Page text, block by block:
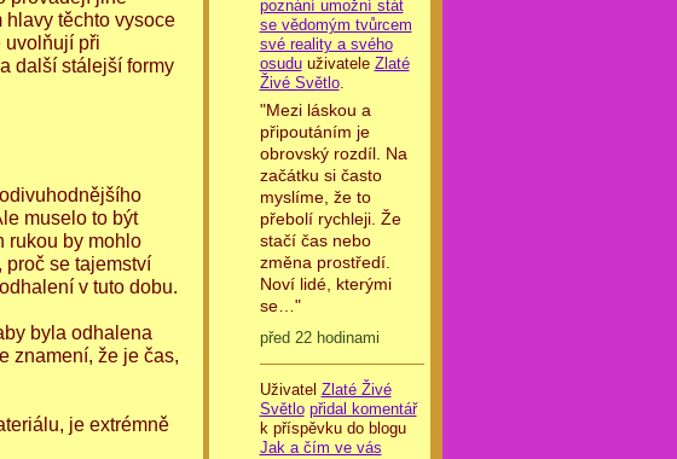
těchto vysoce
uvolňují při
další stálejší formy
muselo to být
rukou by mohlo
proč se tajemství
v tuto dobu.
byla odhalena
znamení, že je čas,
je extrémně
poznání umožní stát
se vědomým tvůrcem
své reality a svého
osuduuživatele Zlaté
Živé Světlo.
"Mezi láskou a
připoutáním je
obrovský rozdíl. Na
začátku si často
myslíme, že to
přebolí rychleji. Že
stačí čas nebo
změna prostředí.
Noví lidé, kterými
se…"
před 22 hodinami
Uživatel Zlaté Živé
Světlo přidal komentář
k příspěvku do blogu
Jak a čím ve vás